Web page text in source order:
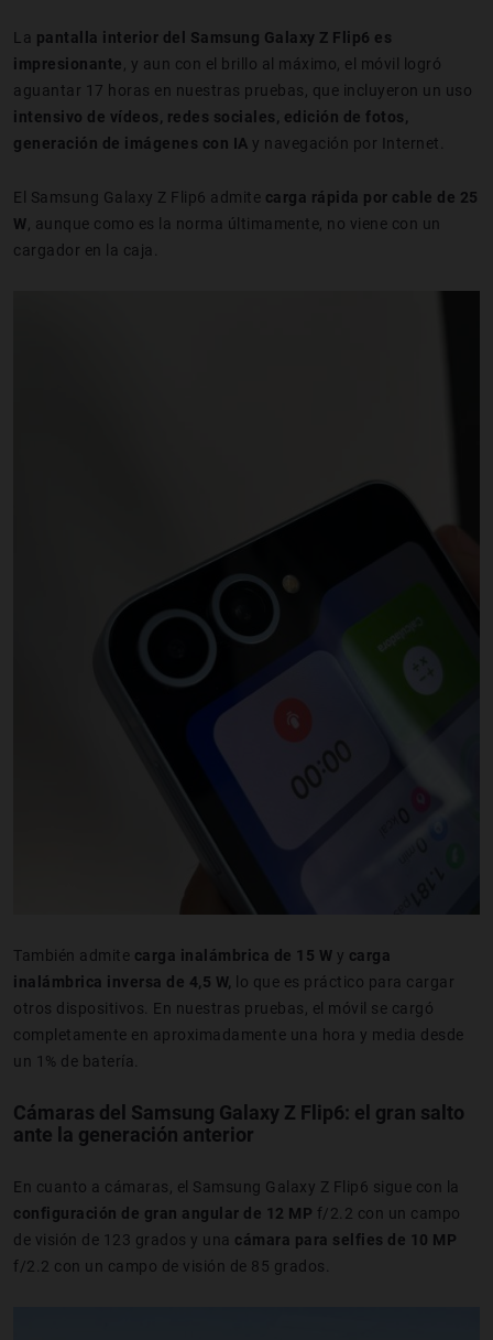
La pantalla interior del Samsung Galaxy Z Flip6 es
impresionante, y aun con el brillo al máximo, el móvil logró
aguantar 17 horas en nuestras pruebas, que incluyeron un uso
intensivo de vídeos, redes sociales, edición de fotos,
generación de imágenes con IA y navegación por Internet.
El Samsung Galaxy Z Flip6 admite carga rápida por cable de 25
W, aunque como es la norma últimamente, no viene con un
cargador en la caja.
También admite carga inalámbrica de 15 W y carga
inalámbrica inversa de 4,5 W,
lo que es práctico para cargar
otros dispositivos. En nuestras pruebas, el móvil se cargó
completamente en aproximadamente una hora y media desde
un 1% de batería.
Cámaras del Samsung Galaxy Z Flip6: el gran salto
ante la generación anterior
En cuanto a cámaras, el Samsung Galaxy Z Flip6 sigue con la
configuración de gran angular de 12 MP f/2.2 con un campo
de visión de 123 grados y una cámara para selfies de 10 MP
f/2.2 con un campo de visión de 85 grados.